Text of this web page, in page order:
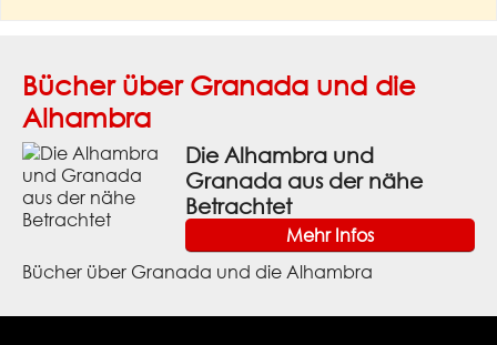
Bücher über Granada und die
Alhambra
Die Alhambra und
Granada aus der nähe
Betrachtet
Mehr Infos
Bücher über Granada und die Alhambra